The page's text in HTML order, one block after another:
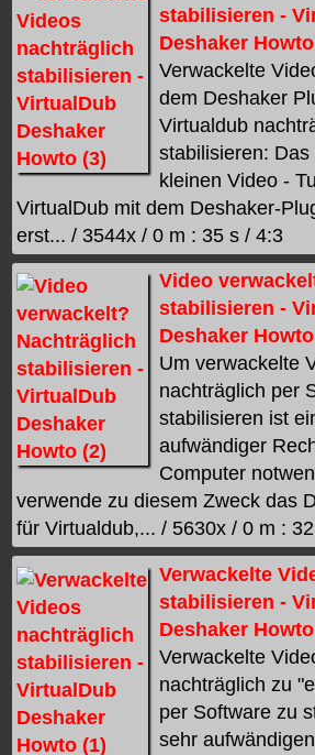
stabilisieren -
Deshaker
Verwackelte
dem Deshaker
Virtualdub
stabilisieren:
kleinen Video -
VirtualDub mit dem Deshaker-
erst... / 3544x / 0 m : 35 s / 4:3
Video
stabilisieren -
Deshaker
Um verwackelte
nachträglich per
stabilisieren ist
aufwändiger
Computer
verwende zu diesem Zweck das
für Virtualdub,... / 5630x / 0 m :
Verwackelte
stabilisieren -
Deshaker
Verwackelte
nachträglich zu
per Software zu
sehr aufwändigen